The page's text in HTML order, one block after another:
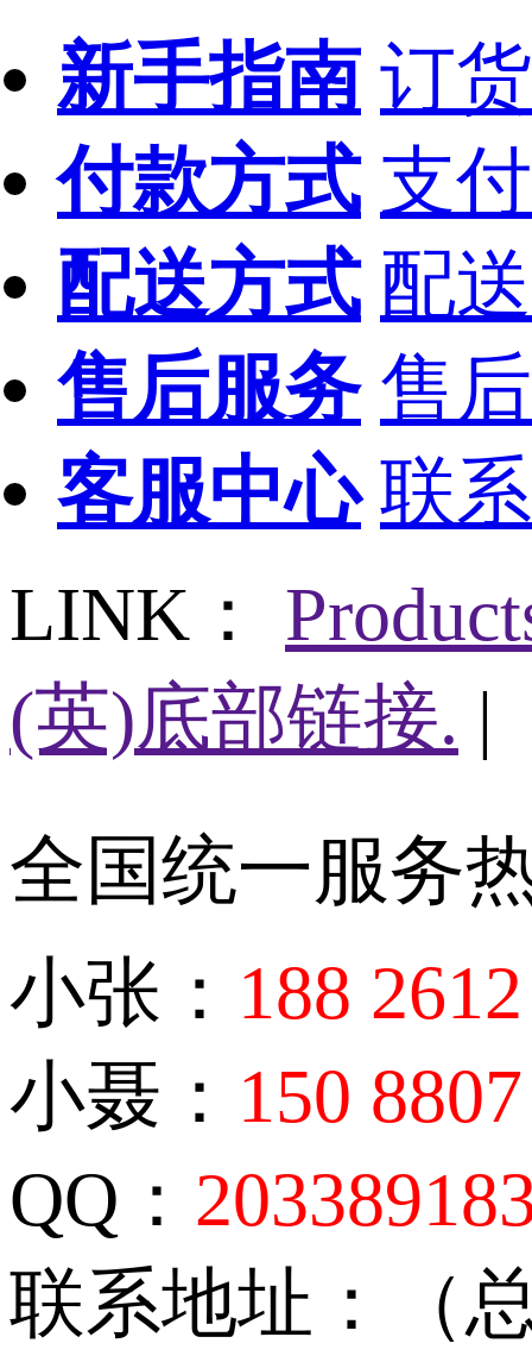
新手指南 订
付款方式 支
配送方式 配
售后服务 售
客服中心 联
LINK：
(英)底部链接. |
全国统一服务
小张： 188
小聂： 150
QQ：
联系地址：（